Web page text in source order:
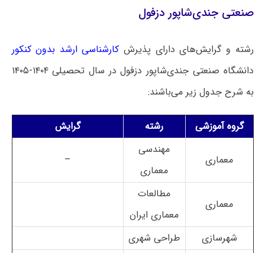
صنعتی جندی‌شاپور دزفول
رشته و گرایش‌های دارای پذیرش کارشناسی ارشد بدون کنکور
دانشگاه صنعتی جندی‌شاپور دزفول در سال تحصیلی ۱۴۰۴-۱۴۰۵
به شرح جدول زیر می‌باشند:
گروه آموزشی رشته گرایش
معماری
مهندسی
معماری
–
معماری
مطالعات
معماری ایران
شهرسازی
طراحی شهری